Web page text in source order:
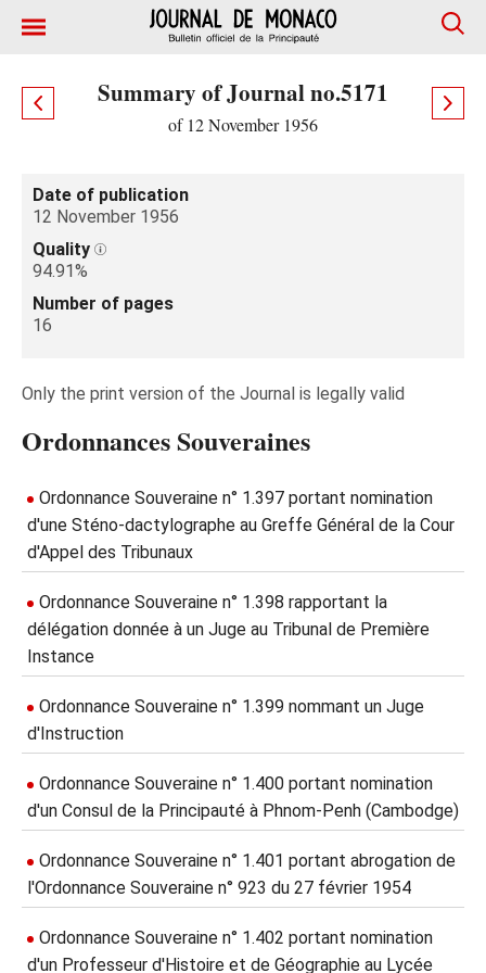
Summary of Journal no.5171
of 12 November 1956
Date of publication
12 November 1956
Quality
94.91%
Number of pages
16
Only the print version of the Journal is legally valid
Ordonnances Souveraines
Ordonnance Souveraine n° 1.397 portant nomination
d'une Sténo-dactylographe au Greffe Général de la Cour
d'Appel des Tribunaux
Ordonnance Souveraine n° 1.398 rapportant la
délégation donnée à un Juge au Tribunal de Première
Instance
Ordonnance Souveraine n° 1.399 nommant un Juge
d'Instruction
Ordonnance Souveraine n° 1.400 portant nomination
d'un Consul de la Principauté à Phnom-Penh (Cambodge)
Ordonnance Souveraine n° 1.401 portant abrogation de
l'Ordonnance Souveraine n° 923 du 27 février 1954
Ordonnance Souveraine n° 1.402 portant nomination
d'un Professeur d'Histoire et de Géographie au Lycée